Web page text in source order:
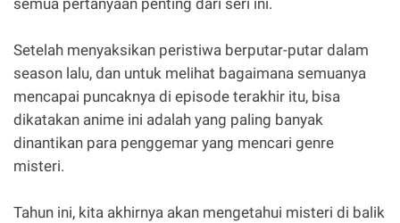
semua pertanyaan penting dari seri ini.
Setelah menyaksikan peristiwa berputar-putar dalam
season lalu, dan untuk melihat bagaimana semuanya
mencapai puncaknya di episode terakhir itu, bisa
dikatakan anime ini adalah yang paling banyak
dinantikan para penggemar yang mencari genre
misteri.
Tahun ini, kita akhirnya akan mengetahui misteri di balik